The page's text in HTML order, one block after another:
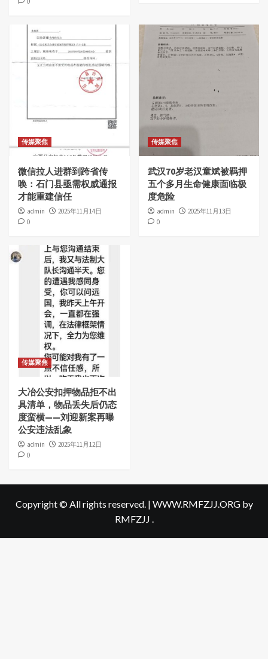
传媒聚焦
微信拉人进群到跨省传
唤：石门县亟需权威通报
才能重建信任
admin
2025年11月14日
0
传媒聚焦
武汉70岁老汉童斌被羁押
五个多月生命健康面临极
度危险
admin
2025年11月13日
0
传媒聚焦
大冶公安扣押物品拒不出
具清单，物品丢失后仍态
度蛮横——刘迎新案再曝
公安违法乱象
admin
2025年11月12日
0
Copyright © All rights reserved. | WWW.RMFZJJ.ORGby
RMFZJJ .